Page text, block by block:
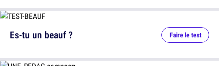
Es-tu un beauf ? Faire le test